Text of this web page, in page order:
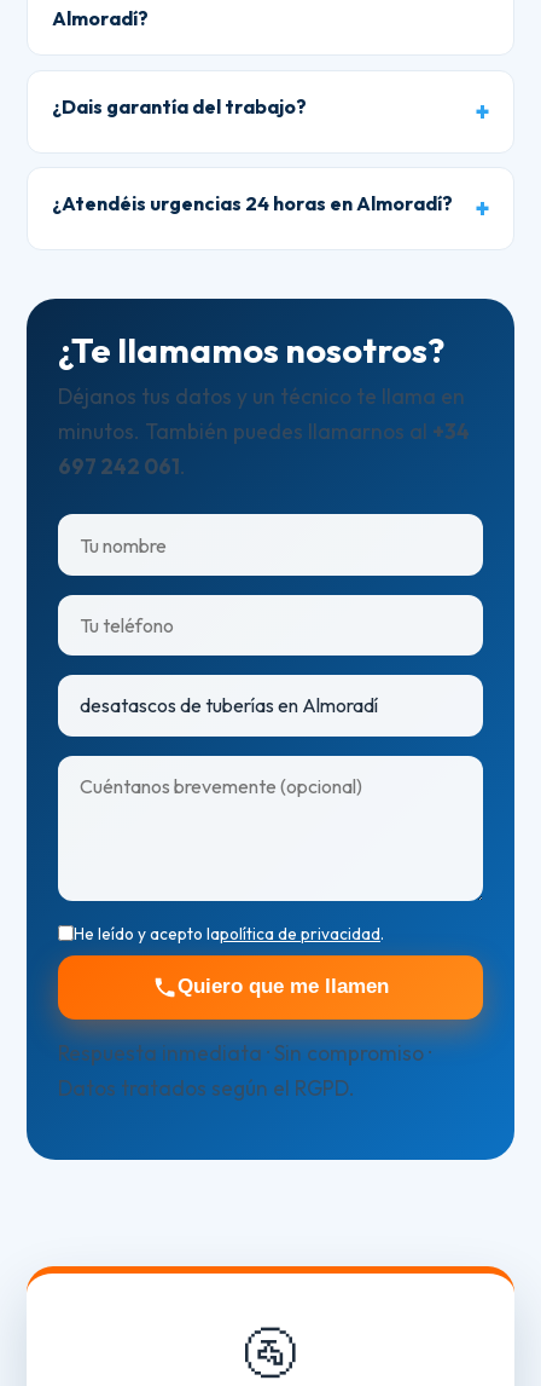
Almoradí?
¿Dais garantía del trabajo?
¿Atendéis urgencias 24 horas en Almoradí?
¿Te llamamos nosotros?
Déjanos tus datos y un técnico te llama en
minutos. También puedes llamarnos al +34
697 242 061.
He leído y acepto lapolítica de privacidad.
Quiero que me llamen
Respuesta inmediata · Sin compromiso ·
Datos tratados según el RGPD.
🚰